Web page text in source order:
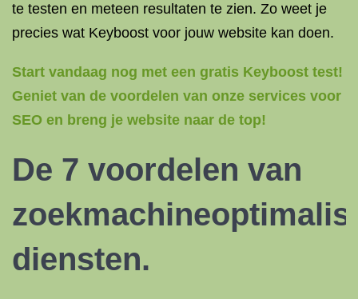
te testen en meteen resultaten te zien. Zo weet je
precies wat Keyboost voor jouw website kan doen.
Start vandaag nog met een gratis Keyboost test!
Geniet van de voordelen van onze services voor
SEO en breng je website naar de top!
De 7 voordelen van
diensten.